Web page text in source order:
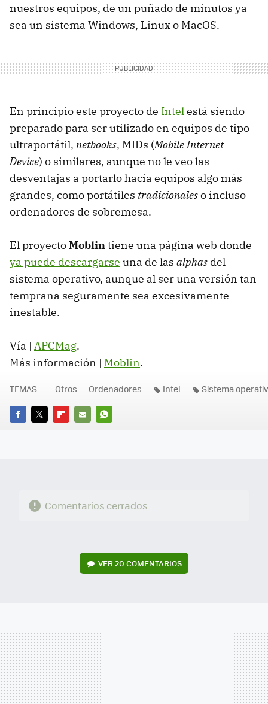
nuestros equipos, de un puñado de minutos ya
sea un sistema Windows, Linux o MacOS.
En principio este proyecto de Intelestá siendo
preparado para ser utilizado en equipos de tipo
ultraportátil, netbooks, MIDs (Mobile Internet
Device) o similares, aunque no le veo las
desventajas a portarlo hacia equipos algo más
grandes, como portátiles tradicionaleso incluso
ordenadores de sobremesa.
El proyectoMoblintiene una página web donde
ya puede descargarse una de las alphas del
sistema operativo, aunque al ser una versión tan
temprana seguramente sea excesivamente
inestable.
Vía | APCMag.
Más información | Moblin.
FACEBOOK
TWITTERFLIPBOARD
E-
WHATSAPP
TEMAS Otros Ordenadores Intel Sistema
Comentarios cerrados
VER 20 COMENTARIOS